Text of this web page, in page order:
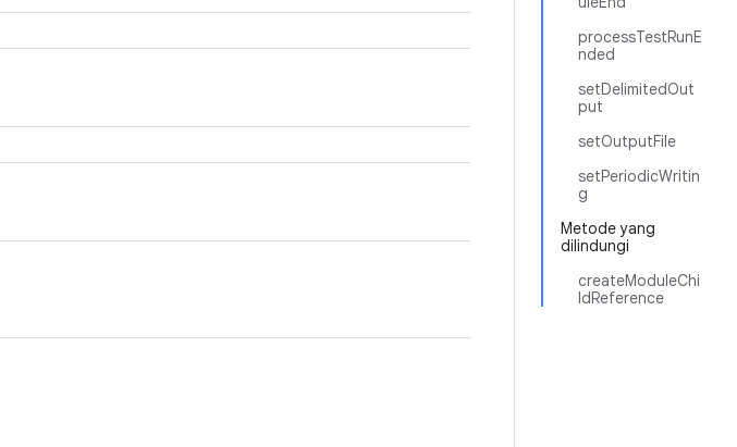
processTestRunE
nded
setDelimitedOut
put
setOutputFile
setPeriodicWritin
g
Metode yang
dilindungi
createModuleChi
ldReference